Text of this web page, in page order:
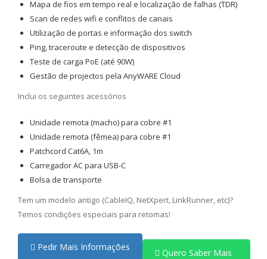
Mapa de fios em tempo real e localização de falhas (TDR)
Scan de redes wifi e conflitos de canais
Utilização de portas e informação dos switch
Ping, traceroute e detecção de dispositivos
Teste de carga PoE (até 90W)
Gestão de projectos pela AnyWARE Cloud
Inclui os seguintes acessórios
Unidade remota (macho) para cobre #1
Unidade remota (fêmea) para cobre #1
Patchcord Cat6A, 1m
Carregador AC para USB-C
Bolsa de transporte
Tem um modelo antigo (CableIQ, NetXpert, LinkRunner, etc)?
Temos condições especiais para retomas!
Pedir Mais Informações
Quero Saber Mais